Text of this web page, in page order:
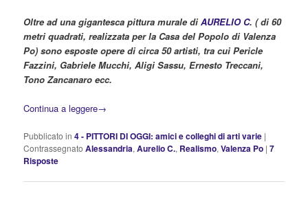
Oltre ad una gigantesca pittura murale diAURELIO C. ( di 60
metri quadrati, realizzata per la Casa del Popolo di Valenza
Po) sono esposte opere di circa 50 artisti, tra cui Pericle
Fazzini, Gabriele Mucchi, Aligi Sassu, Ernesto Treccani,
Tono Zancanaro ecc.
Continua a leggere→
Pubblicato in 4 - PITTORI DI OGGI: amici e colleghi di arti varie |
Contrassegnato Alessandria,Aurelio C., Realismo,Valenza Po |7
Risposte